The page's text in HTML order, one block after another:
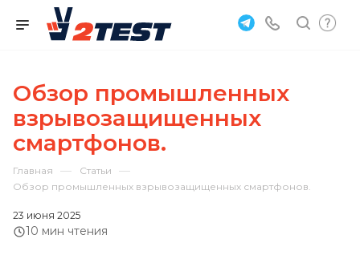
Обзор промышленных
взрывозащищенных
смартфонов.
Главная — Статьи —
Обзор промышленных взрывозащищенных смартфонов.
23 июня 2025
10 мин чтения